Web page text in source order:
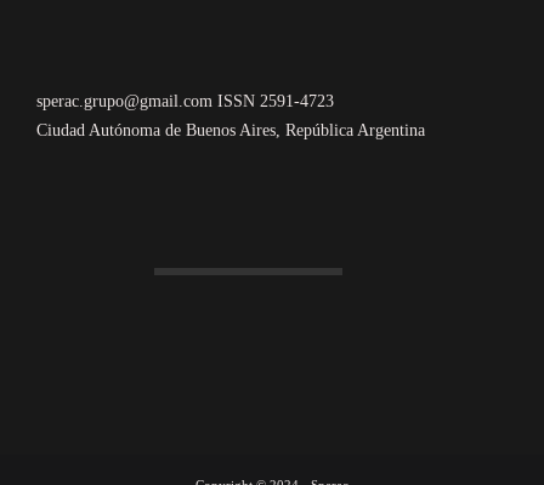
sperac.grupo@gmail.com ISSN 2591-4723
Ciudad Autónoma de Buenos Aires, República Argentina